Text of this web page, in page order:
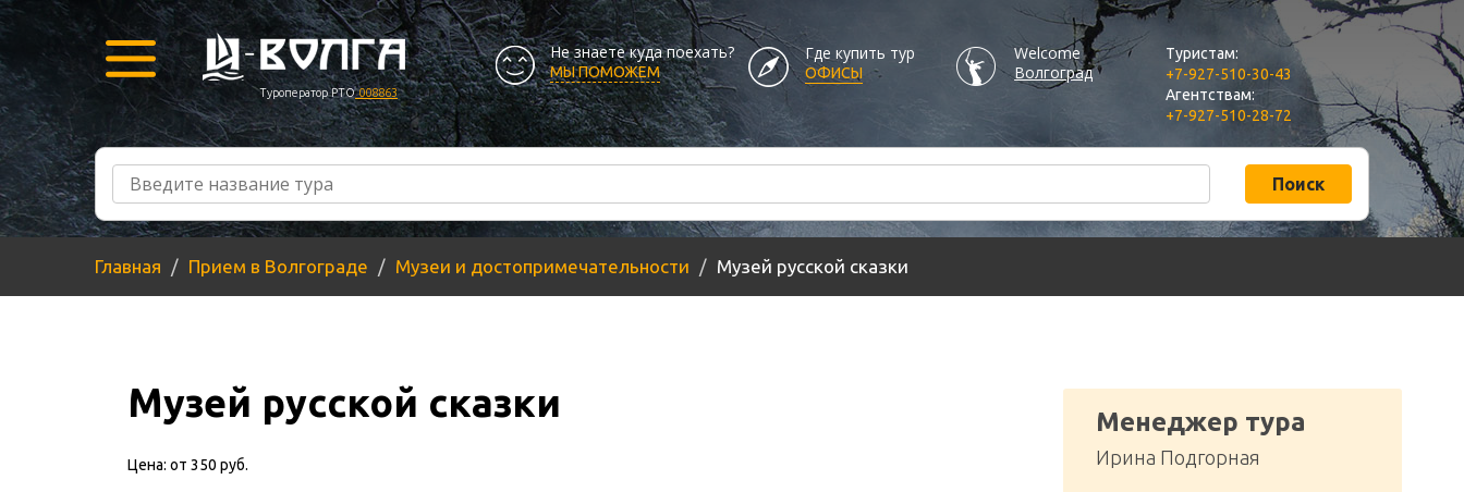
Туроператор РТО008863
Не знаете куда поехать?
МЫ ПОМОЖЕМ
Где купить тур
ОФИСЫ
Welcome
Волгоград
Туристам:
+7-927-510-30-43
Агентствам:
+7-927-510-28-72
Поиск
Главная Прием в Волгограде Музеи и достопримечательности Музей русской сказки
Музей русской сказки
Цена: от 350 руб.
Менеджер тура
Ирина Подгорная